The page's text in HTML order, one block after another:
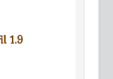
1.9